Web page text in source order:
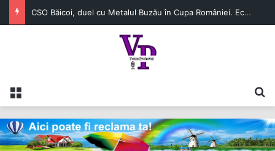
CSO Băicoi, duel cu Metalul Buzău în Cupa României. Echipa prahoveană continuă aventura în competiție
Meniu